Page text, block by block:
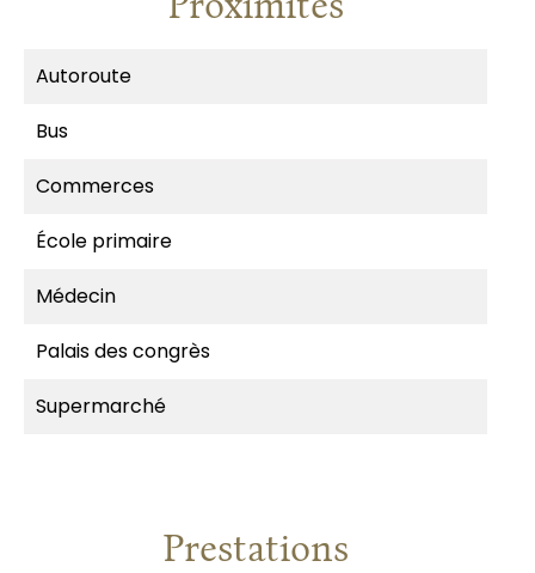
Autoroute
Bus
Commerces
École primaire
Médecin
Palais des congrès
Supermarché
Prestations